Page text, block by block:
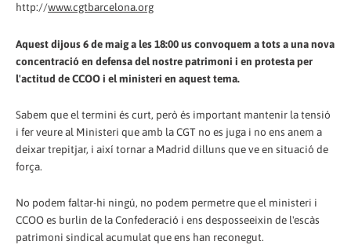
http://www.cgtbarcelona.org
Aquest dijous 6 de maig a les 18:00 us convoquem a tots a una nova
concentració en defensa del nostre patrimoni i en protesta per
l'actitud de CCOO i el ministeri en aquest tema.
Sabem que el termini és curt, però és important mantenir la tensió
i fer veure al Ministeri que amb la CGT no es juga i no ens anem a
deixar trepitjar, i així tornar a Madrid dilluns que ve en situació de
força.
No podem faltar-hi ningú, no podem permetre que el ministeri i
CCOO es burlin de la Confederació i ens desposseeixin de l'escàs
patrimoni sindical acumulat que ens han reconegut.